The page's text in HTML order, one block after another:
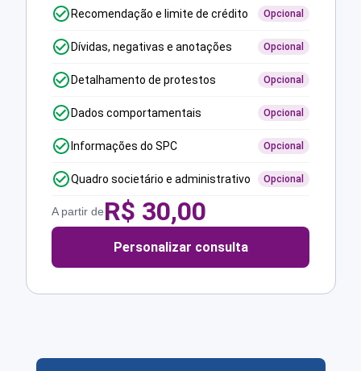
Recomendação e limite de crédito Opcional
Dívidas, negativas e anotações Opcional
Detalhamento de protestos Opcional
Dados comportamentais Opcional
Informações do SPC Opcional
Quadro societário e administrativo Opcional
A partir deR$ 30,00
Personalizar consulta